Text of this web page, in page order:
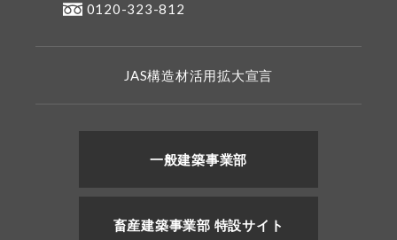
0120-323-812
JAS構造材活用拡大宣言
一般建築事業部
畜産建築事業部 特設サイト